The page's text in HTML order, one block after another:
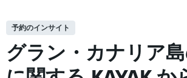
予約のインサイト
グラン・カナリア